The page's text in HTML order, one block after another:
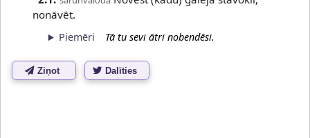
nonāvēt.
Piemēri Tā tu sevi ātri nobendēsi.
Ziņot Dalīties